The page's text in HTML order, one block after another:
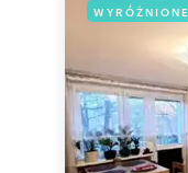
WYRÓŻNIONE